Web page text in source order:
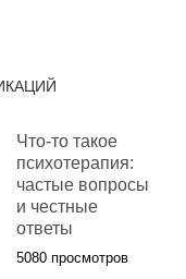
Что-то такое
психотерапия:
частые вопросы
и честные
ответы
5080 просмотров